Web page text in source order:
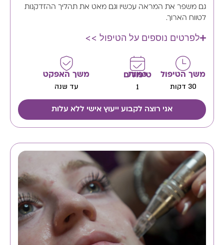
גם משפר את המראה עכשיו וגם מאט את תהליך ההזדקנות
לטווח הארוך.
לפרטים נוספים על הטיפול >>
משך הטיפול
30 דקות
כמות טיפולים
1
משך האפקט
עד שנה
אני רוצה לקבוע ייעוץ אישי ללא עלות